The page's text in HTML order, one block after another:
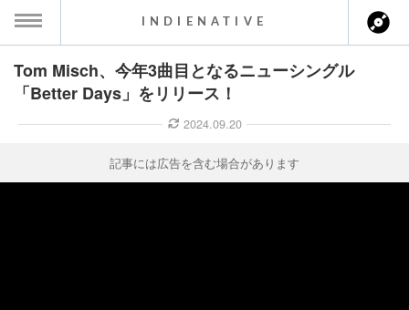
MENU
INDIENATIVE
Tom Misch、今年3曲目となるニューシングル
「Better Days」をリリース！
2024.09.20
記事には広告を含む場合があります